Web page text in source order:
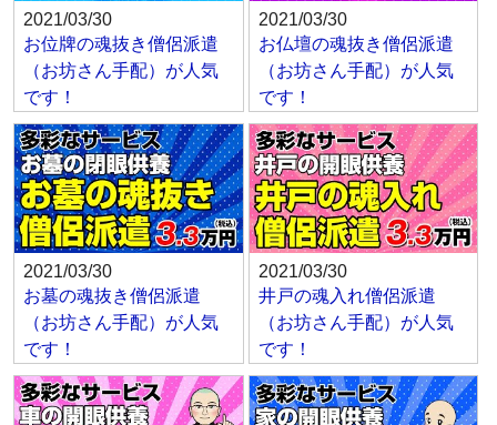
2021/03/30
お位牌の魂抜き僧侶派遣
（お坊さん手配）が人気
です！
2021/03/30
お仏壇の魂抜き僧侶派遣
（お坊さん手配）が人気
です！
2021/03/30
お墓の魂抜き僧侶派遣
（お坊さん手配）が人気
です！
2021/03/30
井戸の魂入れ僧侶派遣
（お坊さん手配）が人気
です！